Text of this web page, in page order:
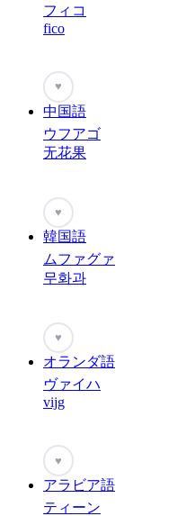
フィコ
fico
♥
中国語
ウフアゴ
无花果
♥
韓国語
ムファグァ
무화과
♥
オランダ語
ヴァイハ
vijg
♥
アラビア語
ティーン